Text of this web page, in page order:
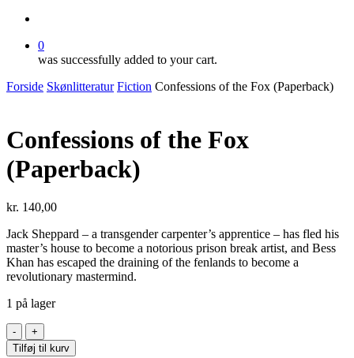
0
was successfully added to your cart.
Forside Skønlitteratur Fiction Confessions of the Fox (Paperback)
Confessions of the Fox
(Paperback)
kr. 140,00
Jack Sheppard – a transgender carpenter’s apprentice – has fled his
master’s house to become a notorious prison break artist, and Bess
Khan has escaped the draining of the fenlands to become a
revolutionary mastermind.
1 på lager
Confessions
of
Tilføj til kurv